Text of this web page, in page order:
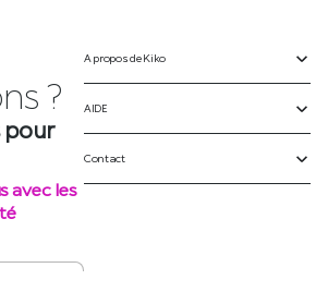
ns ?
pour
avec les
A propos de Kiko
AIDE
Contact